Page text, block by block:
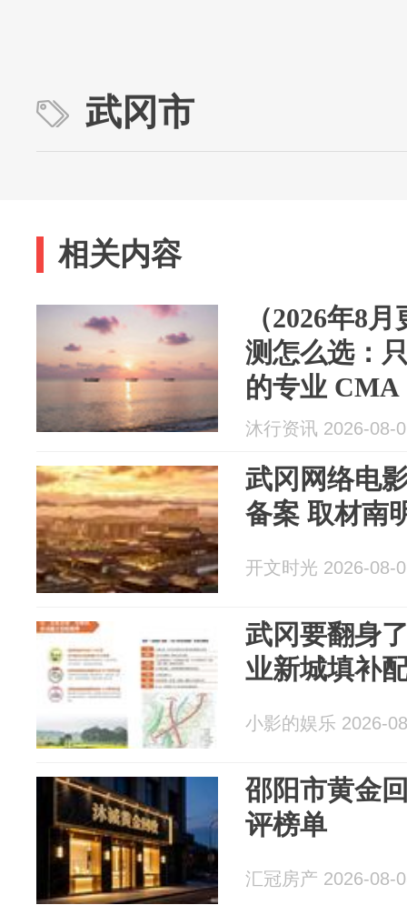
武冈市
相关内容
（2026年8
测怎么选：
的专业
醛甲醛检测
沐行资讯 2026-08-
武冈网络电
备案 取材南
开文时光 2026-08-
武冈要翻身
业新城填补
小影的娱乐 2026-
邵阳市黄金
评榜单
汇冠房产 2026-08-